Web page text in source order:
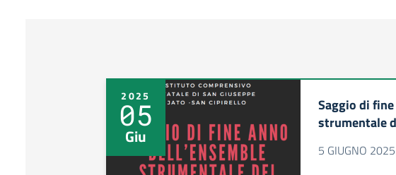
2025
05
Giu
Saggio di
strumentale
5 GIUGNO